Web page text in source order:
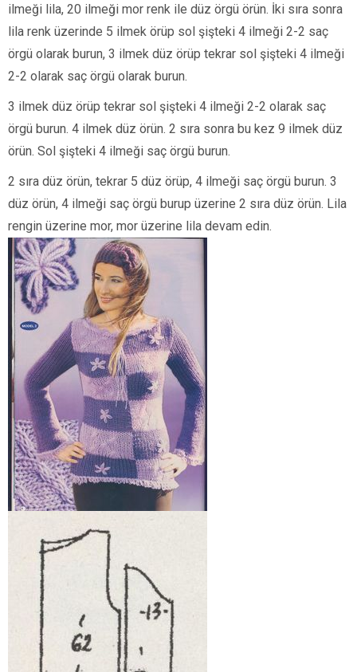
ilmeği lila, 20 ilmeği mor renk ile düz örgü örün. İki sıra sonra
lila renk üzerinde 5 ilmek örüp sol şişteki 4 ilmeği 2-2 saç
örgü olarak burun, 3 ilmek düz örüp tekrar sol şişteki 4 ilmeği
2-2 olarak saç örgü olarak burun.
3 ilmek düz örüp tekrar sol şişteki 4 ilmeği 2-2 olarak saç
örgü burun. 4 ilmek düz örün. 2 sıra sonra bu kez 9 ilmek düz
örün. Sol şişteki 4 ilmeği saç örgü burun.
2 sıra düz örün, tekrar 5 düz örüp, 4 ilmeği saç örgü burun. 3
düz örün, 4 ilmeği saç örgü burup üzerine 2 sıra düz örün. Lila
rengin üzerine mor, mor üzerine lila devam edin.